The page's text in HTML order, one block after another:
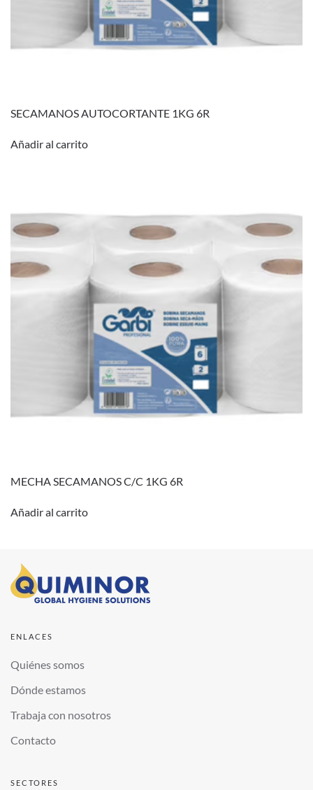
SECAMANOS AUTOCORTANTE 1KG 6R
Añadir al carrito
MECHA SECAMANOS C/C 1KG 6R
Añadir al carrito
ENLACES
Quiénes somos
Dónde estamos
Trabaja con nosotros
Contacto
SECTORES